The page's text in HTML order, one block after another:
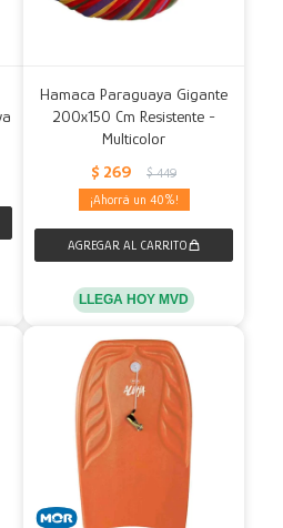
Hamaca Paraguaya Gigante
200x150 Cm Resistente -
Multicolor
$ 269 $ 449
40
LLEGA HOY MVD